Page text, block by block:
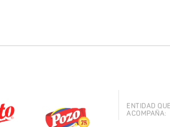
ACOMPAÑA: